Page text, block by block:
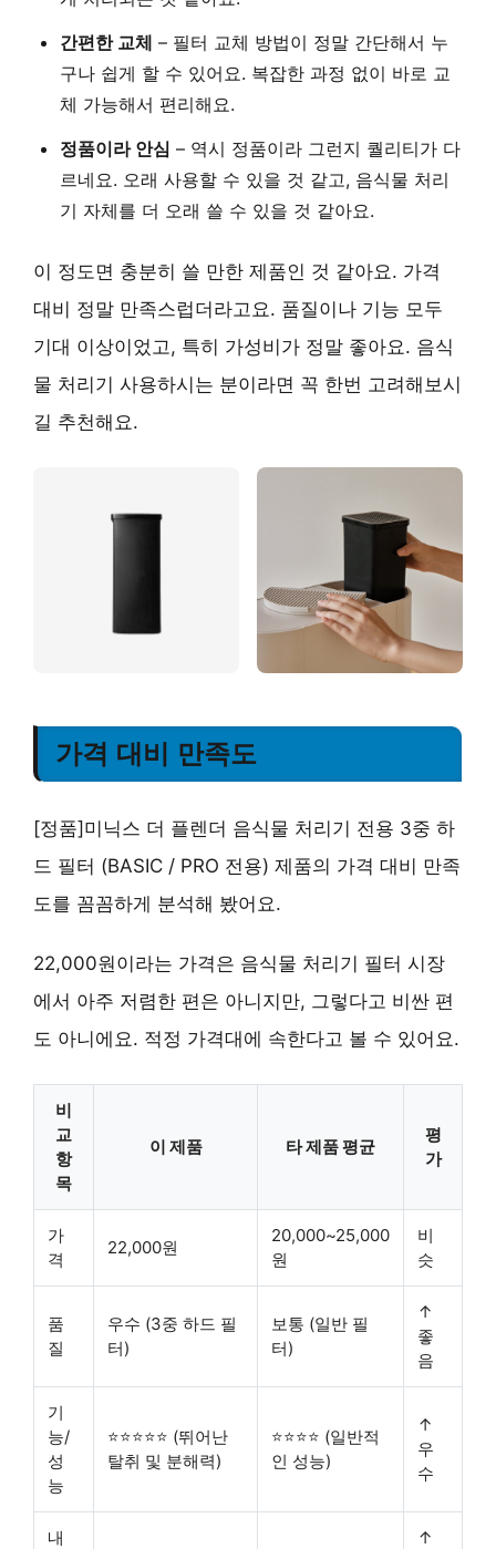
간편한 교체 – 필터 교체 방법이 정말 간단해서 누
구나 쉽게 할 수 있어요. 복잡한 과정 없이 바로 교
체 가능해서 편리해요.
정품이라 안심 – 역시 정품이라 그런지 퀄리티가 다
르네요. 오래 사용할 수 있을 것 같고, 음식물 처리
기 자체를 더 오래 쓸 수 있을 것 같아요.
이 정도면 충분히 쓸 만한 제품인 것 같아요. 가격
대비 정말 만족스럽더라고요. 품질이나 기능 모두
기대 이상이었고, 특히 가성비가 정말 좋아요. 음식
물 처리기 사용하시는 분이라면 꼭 한번 고려해보시
길 추천해요.
가격 대비 만족도
[정품]미닉스 더 플렌더 음식물 처리기 전용 3중 하
드 필터 (BASIC / PRO 전용) 제품의 가격 대비 만족
도를 꼼꼼하게 분석해 봤어요.
22,000원이라는 가격은 음식물 처리기 필터 시장
에서 아주 저렴한 편은 아니지만, 그렇다고 비싼 편
도 아니에요. 적정 가격대에 속한다고 볼 수 있어요.
비
교
항
목
이 제품 타 제품 평균
평
가
가
격
22,000원
20,000~25,000
원
비
슷
품
질
우수 (3중 하드 필
터)
보통 (일반 필
터)
↑
좋
음
기
능/
성
능
⭐⭐⭐⭐⭐ (뛰어난
탈취 및 분해력)
⭐⭐⭐⭐ (일반적
인 성능)
↑
우
수
내
↑